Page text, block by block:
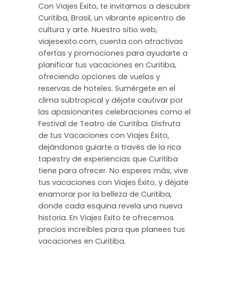
Con Viajes Éxito, te invitamos a descubrir
Curitiba, Brasil, un vibrante epicentro de
cultura y arte. Nuestro sitio web,
viajesexito.com, cuenta con atractivas
ofertas y promociones para ayudarte a
planificar tus vacaciones en Curitiba,
ofreciendo opciones de vuelos y
reservas de hoteles. Sumérgete en el
clima subtropical y déjate cautivar por
las apasionantes celebraciones como el
Festival de Teatro de Curitiba. Disfruta
de tus Vacaciones con Viajes Éxito,
dejándonos guiarte a través de la rica
tapestry de experiencias que Curitiba
tiene para ofrecer. No esperes más, vive
tus vacaciones con Viajes Éxito, y déjate
enamorar por la belleza de Curitiba,
donde cada esquina revela una nueva
historia. En Viajes Ėxito te ofrecemos
precios increíbles para que planees tus
vacaciones en Curitiba.